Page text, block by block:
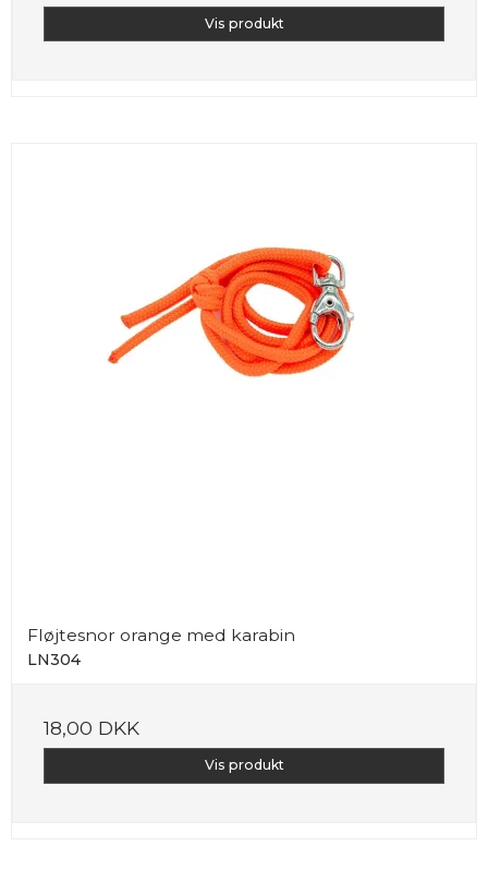
Vis produkt
Fløjtesnor orange med karabin
LN304
18,00 DKK
Vis produkt